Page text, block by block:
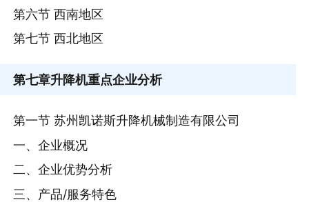
第六节 西南地区
第七节 西北地区
第七章升降机重点企业分析
第一节 苏州凯诺斯升降机械制造有限公司
一、企业概况
二、企业优势分析
三、产品/服务特色